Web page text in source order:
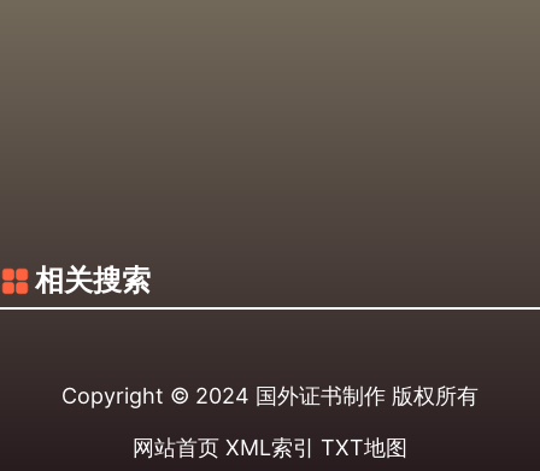
相关搜索
Copyright © 2024 国外证书制作 版权所有
网站首页 XML索引 TXT地图